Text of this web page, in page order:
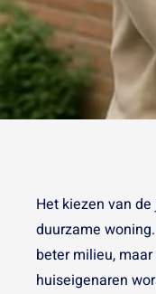
Het kiezen van
duurzame
beter milieu,
huiseigenaren